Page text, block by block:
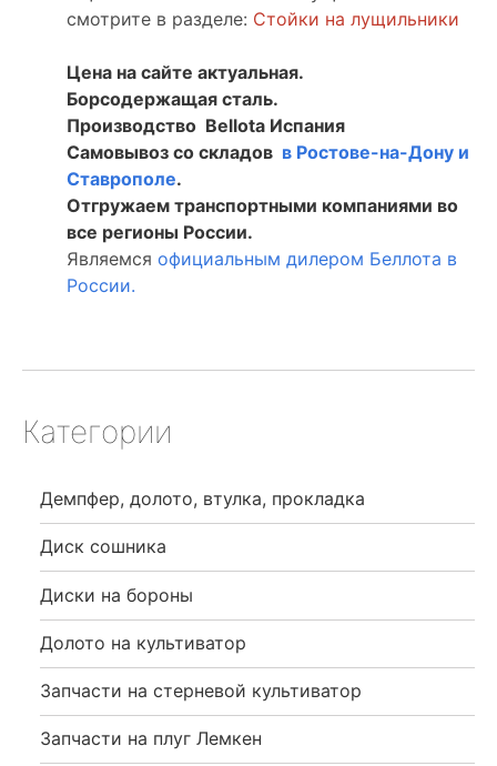
смотрите в разделе: Стойки на лущильники
Цена на сайте актуальная.
Борсодержащая сталь.
Производство Bellota Испания
Самовывоз со складов в Ростове-на-Дону и
Ставрополе.
Отгружаем транспортными компаниями во
все регионы России.
Являемся официальным дилером Беллота в
России.
Категории
Демпфер, долото, втулка, прокладка
Диск сошника
Диски на бороны
Долото на культиватор
Запчасти на стерневой культиватор
Запчасти на плуг Лемкен